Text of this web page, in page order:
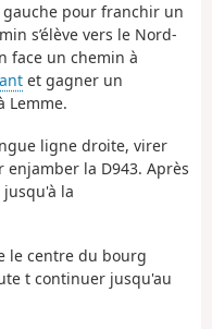
pour franchir un
s’élève vers le Nord-
face un chemin à
et gagner un
Lemme.
ligne droite, virer
la D943. Après
la
le centre du bourg
t continuer jusqu'au